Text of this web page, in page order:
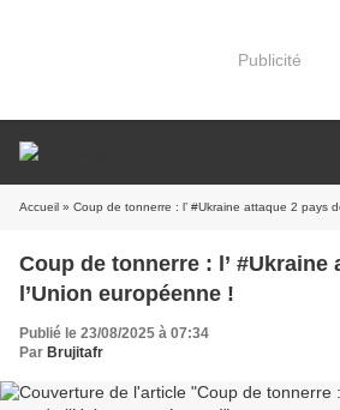
Publicité
Accueil » Coup de tonnerre : l’ #Ukraine attaque 2 pays
Coup de tonnerre : l’ #Ukraine
l’Union européenne !
Publié le 23/08/2025 à 07:34
Par Brujitafr